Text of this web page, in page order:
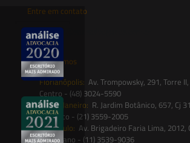
Entre em contato
contato@saesadvogados.com.br
Onde estamos
Florianópolis: Av. Trompowsky, 291, Torre
Centro - (48) 3024-5590
Rio de Janeiro: R. Jardim Botânico, 657, Cj
Botânico - (21) 3559-2005
São Paulo: Av. Brigadeiro Faria Lima, 2012,
Paulistano - (11) 3539-9036